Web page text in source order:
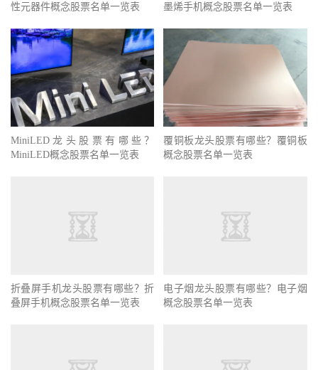
性元器件概念股票名单一览表
墨烯手机概念股票名单一览表
MiniLED龙头股票有哪些？
MiniLED概念股票名单一览表
覆铜板龙头股票有哪些？覆铜板
概念股票名单一览表
折叠屏手机龙头股票有哪些？折
叠屏手机概念股票名单一览表
电子烟龙头股票有哪些？电子烟
概念股票名单一览表